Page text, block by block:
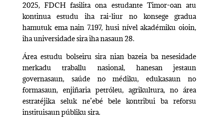
2025, FDCH fasilita ona estudante Timor-oan atu
kontinua estudu iha rai-liur no konsege gradua
hamutuk ema nain 7.197, husi nível akadémiku oioin,
iha universidade sira iha nasaun 28.
Área estudu bolseiru sira nian bazeia ba nesesidade
merkadu traballu nasional, hanesan jestaun
governasaun, saúde no médiku, edukasaun no
formasaun, enjiñaria petróleu, agrikultura, no área
estratéjika seluk ne’ebé bele kontribui ba reforsu
instituisaun públiku sira.